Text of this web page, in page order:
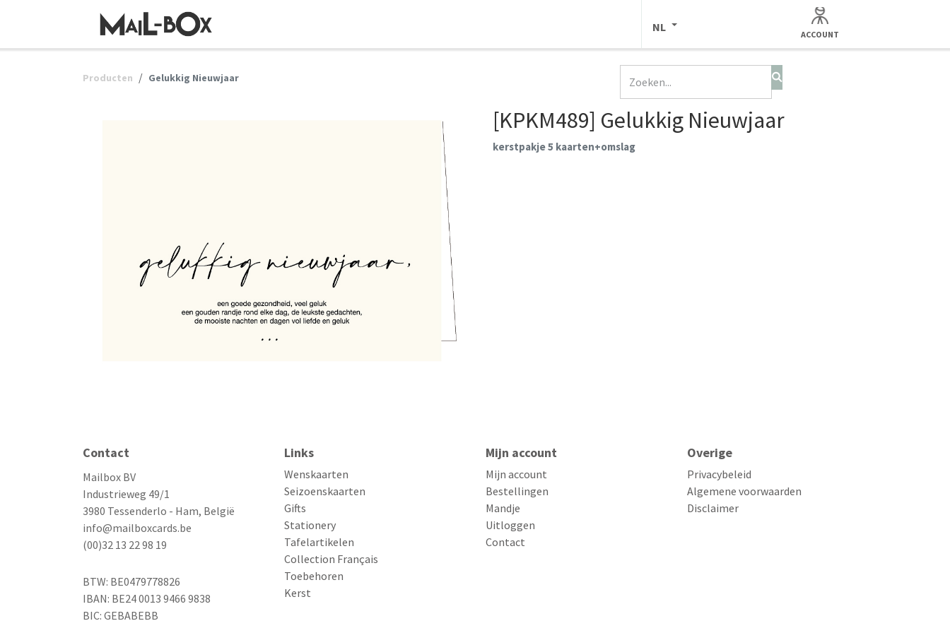
NL
ACCOUNT
Producten Gelukkig Nieuwjaar
[KPKM489] Gelukkig Nieuwjaar
kerstpakje 5 kaarten+omslag
Contact
Mailbox BV
Industrieweg 49/1
3980 Tessenderlo - Ham, België
info@mailboxcards.be
(00)32 13 22 98 19
BTW: BE0479778826
IBAN: BE24 0013 9466 9838
BIC: GEBABEBB
Links
Wenskaarten
Seizoenskaarten
Gifts
Stationery
Tafelartikelen
Collection Français
Toebehoren
Kerst
Mijn account
Mijn account
Bestellingen
Mandje
Uitloggen
Contact
Overige
Privacybeleid
Algemene voorwaarden
Disclaimer